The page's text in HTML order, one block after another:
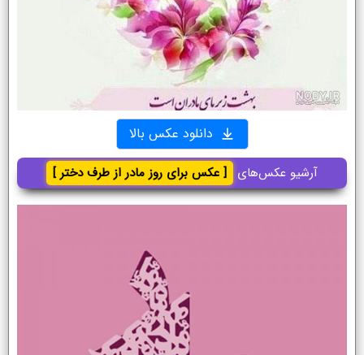
دانلود عکس بالا
آرشیو عکس‌های [ عکس برای روز مادر از طرف دختر ]